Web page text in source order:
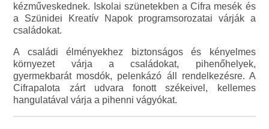
kézműveskednek. Iskolai szünetekben a Cifra mesék és
a Szünidei Kreatív Napok programsorozatai várják a
családokat.
A családi élményekhez biztonságos és kényelmes
környezet várja a családokat, pihenőhelyek,
gyermekbarát mosdók, pelenkázó áll rendelkezésre. A
Cifrapalota zárt udvara fonott székeivel, kellemes
hangulatával várja a pihenni vágyókat.